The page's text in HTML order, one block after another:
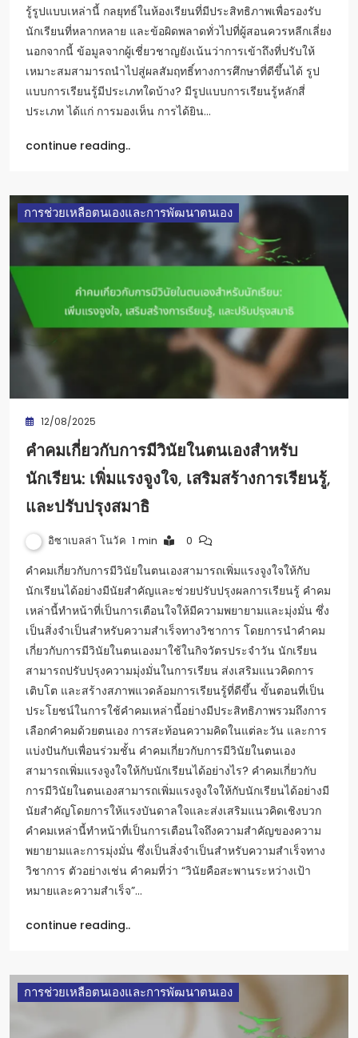
รู้รูปแบบเหล่านี้ กลยุทธ์ในห้องเรียนที่มีประสิทธิภาพเพื่อรองรับ
นักเรียนที่หลากหลาย และข้อผิดพลาดทั่วไปที่ผู้สอนควรหลีกเลี่ยง
นอกจากนี้ ข้อมูลจากผู้เชี่ยวชาญยังเน้นว่าการเข้าถึงที่ปรับให้
เหมาะสมสามารถนำไปสู่ผลสัมฤทธิ์ทางการศึกษาที่ดีขึ้นได้ รูป
แบบการเรียนรู้มีประเภทใดบ้าง? มีรูปแบบการเรียนรู้หลักสี่
ประเภท ได้แก่ การมองเห็น การได้ยิน…
continue reading..
การช่วยเหลือตนเองและการพัฒนาตนเอง
12/08/2025
คำคมเกี่ยวกับการมีวินัยในตนเองสำหรับ
นักเรียน: เพิ่มแรงจูงใจ, เสริมสร้างการเรียนรู้,
และปรับปรุงสมาธิ
อิซาเบลล่า โนวัค 1 min 0
คำคมเกี่ยวกับการมีวินัยในตนเองสามารถเพิ่มแรงจูงใจให้กับ
นักเรียนได้อย่างมีนัยสำคัญและช่วยปรับปรุงผลการเรียนรู้ คำคม
เหล่านี้ทำหน้าที่เป็นการเตือนใจให้มีความพยายามและมุ่งมั่น ซึ่ง
เป็นสิ่งจำเป็นสำหรับความสำเร็จทางวิชาการ โดยการนำคำคม
เกี่ยวกับการมีวินัยในตนเองมาใช้ในกิจวัตรประจำวัน นักเรียน
สามารถปรับปรุงความมุ่งมั่นในการเรียน ส่งเสริมแนวคิดการ
เติบโต และสร้างสภาพแวดล้อมการเรียนรู้ที่ดีขึ้น ขั้นตอนที่เป็น
ประโยชน์ในการใช้คำคมเหล่านี้อย่างมีประสิทธิภาพรวมถึงการ
เลือกคำคมด้วยตนเอง การสะท้อนความคิดในแต่ละวัน และการ
แบ่งปันกับเพื่อนร่วมชั้น คำคมเกี่ยวกับการมีวินัยในตนเอง
สามารถเพิ่มแรงจูงใจให้กับนักเรียนได้อย่างไร? คำคมเกี่ยวกับ
การมีวินัยในตนเองสามารถเพิ่มแรงจูงใจให้กับนักเรียนได้อย่างมี
นัยสำคัญโดยการให้แรงบันดาลใจและส่งเสริมแนวคิดเชิงบวก
คำคมเหล่านี้ทำหน้าที่เป็นการเตือนใจถึงความสำคัญของความ
พยายามและการมุ่งมั่น ซึ่งเป็นสิ่งจำเป็นสำหรับความสำเร็จทาง
วิชาการ ตัวอย่างเช่น คำคมที่ว่า “วินัยคือสะพานระหว่างเป้า
หมายและความสำเร็จ”…
continue reading..
การช่วยเหลือตนเองและการพัฒนาตนเอง